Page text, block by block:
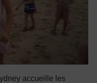
accueille les